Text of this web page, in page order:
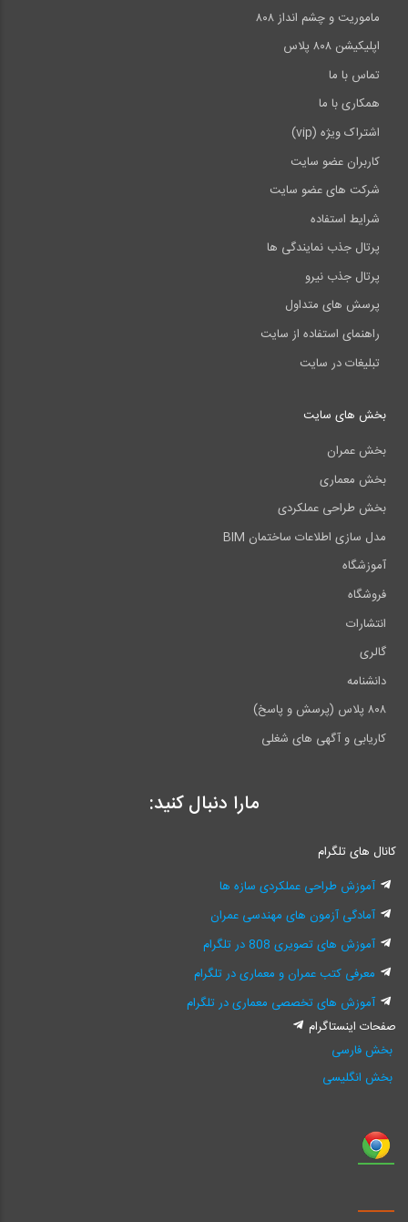
ماموریت و چشم انداز ۸۰۸
اپلیکیشن ۸۰۸ پلاس
تماس با ما
همکاری با ما
اشتراک ویژه (vip)
کاربران عضو سایت
شرکت های عضو سایت
شرایط استفاده
پرتال جذب نمایندگی ها
پرتال جذب نیرو
پرسش های متداول
راهنمای استفاده از سایت
تبلیغات در سایت
بخش های سایت
بخش عمران
بخش معماری
بخش طراحی عملکردی
مدل سازی اطلاعات ساختمان BIM
آموزشگاه
فروشگاه
انتشارات
گالری
دانشنامه
۸۰۸ پلاس (پرسش و پاسخ)
کاریابی و آگهی های شغلی
مارا دنبال کنید:
کانال های تلگرام
آموزش طراحی عملکردی سازه ها
آمادگی آزمون های مهندسی عمران
آموزش های تصویری 808 در تلگرام
معرفی کتب عمران و معماری در تلگرام
آموزش های تخصصی معماری در تلگرام
صفحات اینستاگرام
بخش فارسی
بخش انگلیسی